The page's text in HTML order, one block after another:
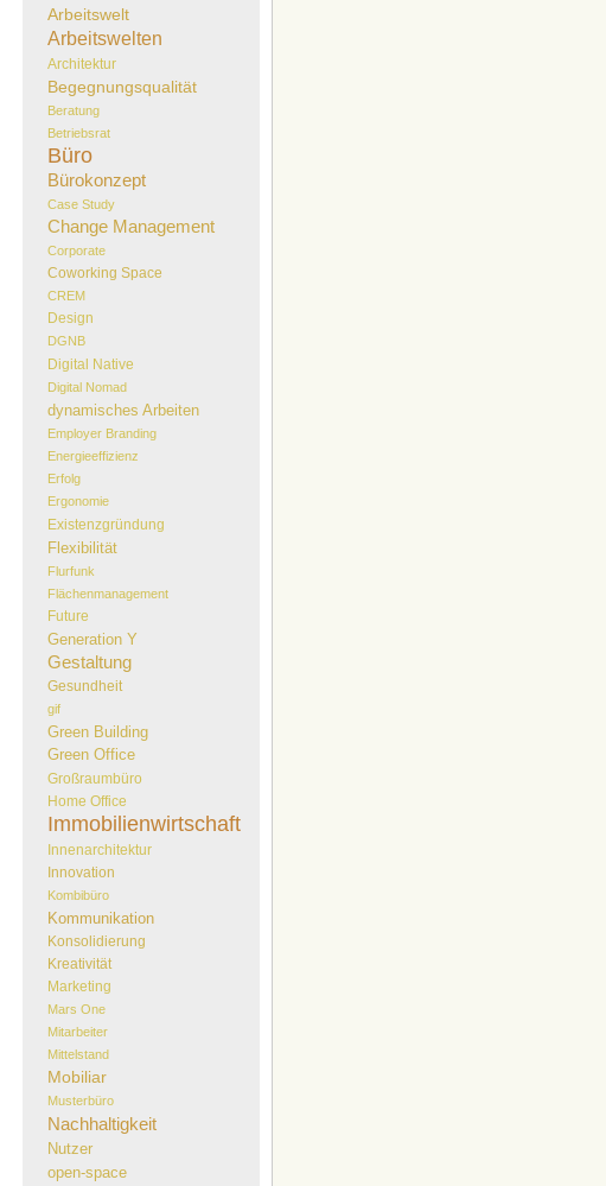
Arbeitswelt
Arbeitswelten
Architektur
Begegnungsqualität
Beratung
Betriebsrat
Büro
Bürokonzept
Case Study
Change Management
Corporate
Coworking Space
CREM
Design
DGNB
Digital Native
Digital Nomad
dynamisches Arbeiten
Employer Branding
Energieeffizienz
Erfolg
Ergonomie
Existenzgründung
Flexibilität
Flurfunk
Flächenmanagement
Future
Generation Y
Gestaltung
Gesundheit
gif
Green Building
Green Office
Großraumbüro
Home Office
Immobilienwirtschaft
Innenarchitektur
Innovation
Kombibüro
Kommunikation
Konsolidierung
Kreativität
Marketing
Mars One
Mitarbeiter
Mittelstand
Mobiliar
Musterbüro
Nachhaltigkeit
Nutzer
open-space